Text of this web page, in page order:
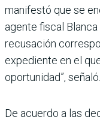
manifestó que se
agente fiscal
recusación
expediente en el
oportunidad”, señaló.
De acuerdo a las